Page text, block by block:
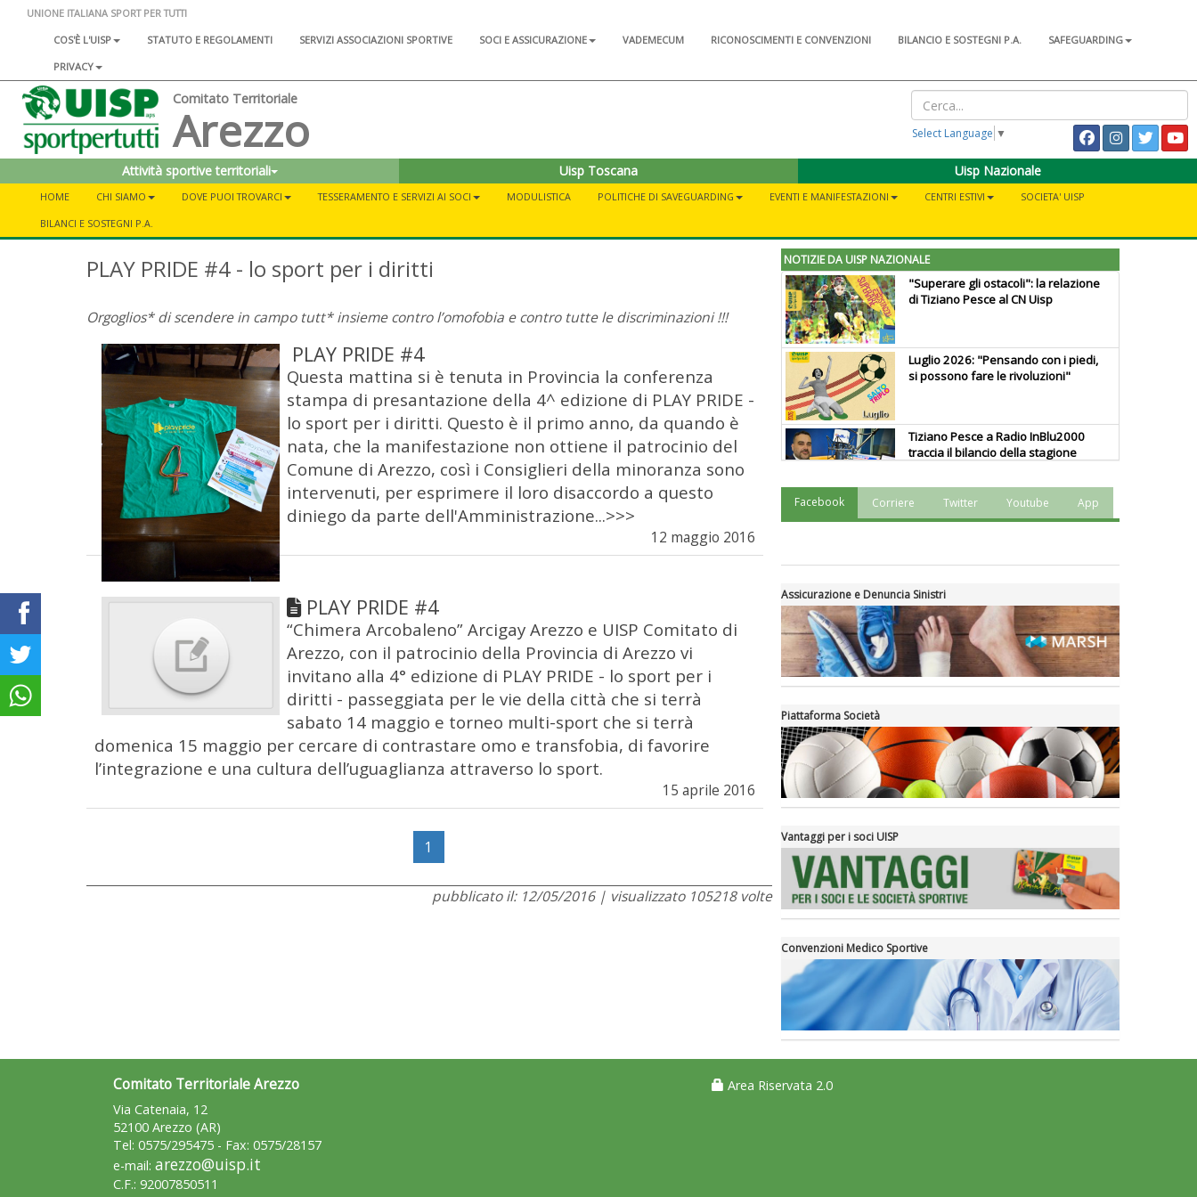
UNIONE ITALIANA SPORT PER TUTTI
COS'È L'UISP
STATUTO E REGOLAMENTI SERVIZI ASSOCIAZIONI SPORTIVE SOCI E ASSICURAZIONE VADEMECUM RICONOSCIMENTI E CONVENZIONI BILANCIO E SOSTEGNI P.A.
SAFEGUARDING
PRIVACY
Comitato Territoriale
Arezzo Select Language ▼
Attività sportive territoriali Uisp Toscana Uisp Nazionale
HOME CHI SIAMO DOVE PUOI TROVARCI TESSERAMENTO E SERVIZI AI SOCI MODULISTICA POLITICHE DI SAVEGUARDING EVENTI E MANIFESTAZIONI CENTRI ESTIVI
SOCIETA' UISP
BILANCI E SOSTEGNI P.A.
PLAY PRIDE #4 - lo sport per i diritti
Orgoglios* di scendere in campo tutt* insieme contro l’omofobia e contro tutte le discriminazioni !!!
PLAY PRIDE #4
Questa mattina si è tenuta in Provincia la conferenza
stampa di presantazione della 4^ edizione di PLAY PRIDE -
lo sport per i diritti. Questo è il primo anno, da quando è
nata, che la manifestazione non ottiene il patrocinio del
Comune di Arezzo, così i Consiglieri della minoranza sono
intervenuti, per esprimere il loro disaccordo a questo
diniego da parte dell'Amministrazione...>>>
12 maggio 2016
PLAY PRIDE #4
“Chimera Arcobaleno” Arcigay Arezzo e UISP Comitato di
Arezzo, con il patrocinio della Provincia di Arezzo vi
invitano alla 4° edizione di PLAY PRIDE - lo sport per i
diritti - passeggiata per le vie della città che si terrà
sabato 14 maggio e torneo multi-sport che si terrà
domenica 15 maggio per cercare di contrastare omo e transfobia, di favorire
l’integrazione e una cultura dell’uguaglianza attraverso lo sport.
15 aprile 2016
1
pubblicato il: 12/05/2016 | visualizzato 105218 volte
NOTIZIE DA UISP NAZIONALE
"Superare gli ostacoli": la relazione
di Tiziano Pesce al CN Uisp
Luglio 2026: "Pensando con i piedi,
si possono fare le rivoluzioni"
Tiziano Pesce a Radio InBlu2000
traccia il bilancio della stagione
La formazione Uisp rallenta ma
prosegue anche in estate
Tiziano Pesce nel Cda di
Fondazione Terzjus: prima riunione
Facebook Corriere Twitter Youtube App
Assicurazione e Denuncia Sinistri
Piattaforma Società
Vantaggi per i soci UISP
Convenzioni Medico Sportive
Comitato Territoriale Arezzo
Via Catenaia, 12
52100 Arezzo (AR)
Tel: 0575/295475 - Fax: 0575/28157
e-mail: arezzo@uisp.it
C.F.: 92007850511
Area Riservata 2.0